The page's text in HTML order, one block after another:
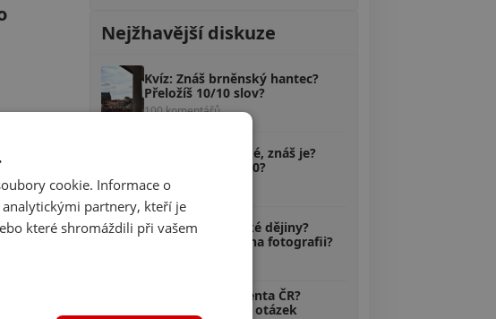
Nejžhavější diskuze
Kvíz: Znáš brněnský hantec?
Přeložíš 10/10 slov?
100 komentářů
Kvíz: Pověsti české, znáš je?
Poznáš aspoň 5/10?
58 komentářů
Kvíz: Zvládáš české dějiny?
Uhodneš, kdo je na fotografii?
Kvíz: Znáš prezidenta ČR?
Odpovíš na 10/10 otázek
cookie. Informace o
partnery, kteří je
které shromáždili při vašem